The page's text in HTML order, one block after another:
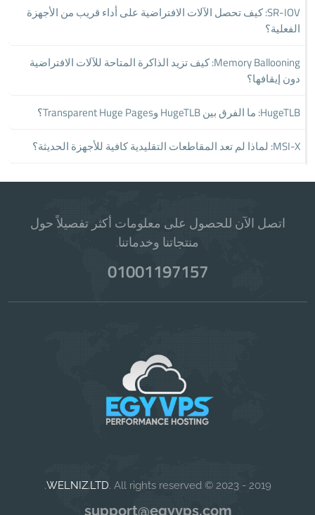
SR-IOV: كيف تحصل الآلات الافتراضية على أداء قريب من الأجهزة
الفعلية؟
Memory Ballooning: كيف تزيد الذاكرة المتاحة للآلات الافتراضية
دون إيقافها؟
HugeTLB: ما الفرق بين HugeTLB وTransparent Huge Pages؟
MSI-X: لماذا لم تعد المقاطعات التقليدية كافية للأجهزة الحديثة؟
اتصل الآن للحصول على معلومات أكثر تفصيلاً حول
منتجاتنا وخدماتنا.
01001197157
2019 - 2023 ©
WELNIZ.LTD. All rights reserved.
support@egyvps.com